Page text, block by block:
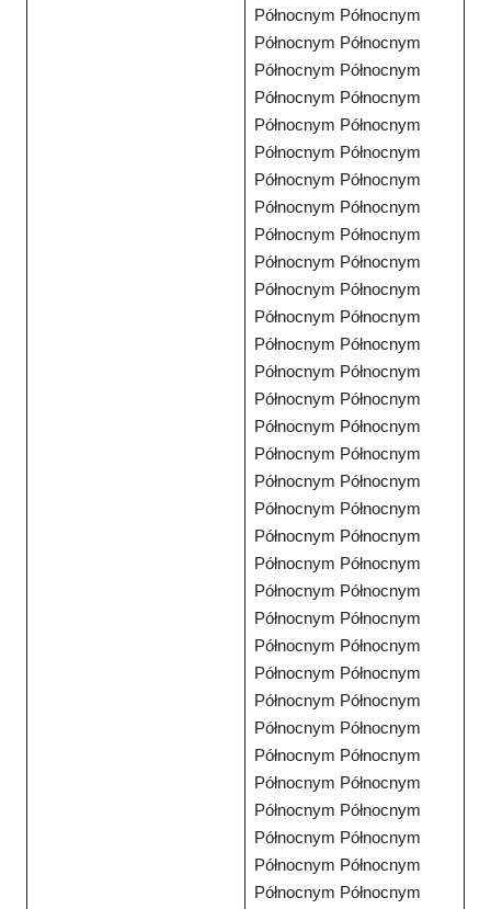
Północnym Północnym
Północnym Północnym
Północnym Północnym
Północnym Północnym
Północnym Północnym
Północnym Północnym
Północnym Północnym
Północnym Północnym
Północnym Północnym
Północnym Północnym
Północnym Północnym
Północnym Północnym
Północnym Północnym
Północnym Północnym
Północnym Północnym
Północnym Północnym
Północnym Północnym
Północnym Północnym
Północnym Północnym
Północnym Północnym
Północnym Północnym
Północnym Północnym
Północnym Północnym
Północnym Północnym
Północnym Północnym
Północnym Północnym
Północnym Północnym
Północnym Północnym
Północnym Północnym
Północnym Północnym
Północnym Północnym
Północnym Północnym
Północnym Północnym